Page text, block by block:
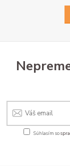
Súhlasím so